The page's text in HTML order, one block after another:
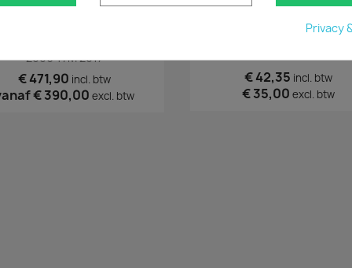
2006 T/m 2017
€ 471,90 incl. btw
€ 390,00 excl. btw
€ 42,35 incl. btw
€ 35,00 excl. btw
Privacy